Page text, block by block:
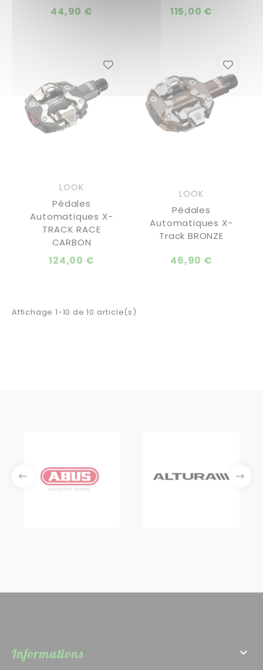
44,90 € 115,00 €
LOOK
Pédales
Automatiques X-
TRACK RACE
CARBON
124,00 €
LOOK
Pédales
Automatiques X-
Track BRONZE
46,90 €
Affichage 1-10 de 10 article(s)
Informations 